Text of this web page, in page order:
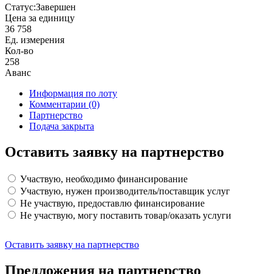
Статус:Завершен
Цена за единицу
36 758
Ед. измерения
Кол-во
258
Аванс
Информация по лоту
Комментарии (0)
Партнерство
Подача закрыта
Оставить заявку на партнерство
Участвую, необходимо финансирование
Участвую, нужен производитель/поставщик услуг
Не участвую, предоставлю финансирование
Не участвую, могу поставить товар/оказать услуги
Оставить заявку на партнерство
Предложения на партнерство